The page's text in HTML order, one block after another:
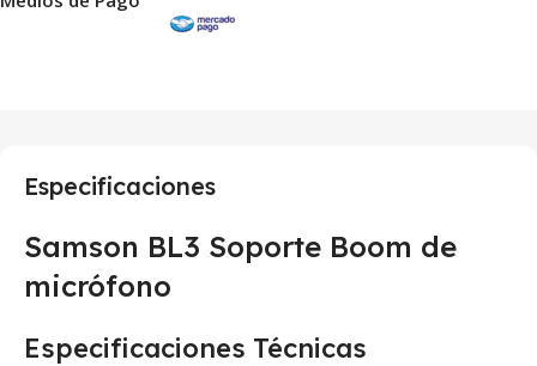
Especificaciones
Samson BL3 Soporte Boom de
micrófono
Especificaciones Técnicas